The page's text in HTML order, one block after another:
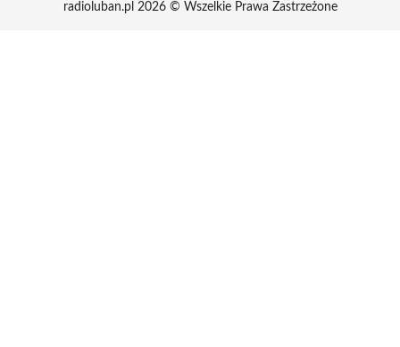
radioluban.pl 2026 © Wszelkie Prawa Zastrzeżone